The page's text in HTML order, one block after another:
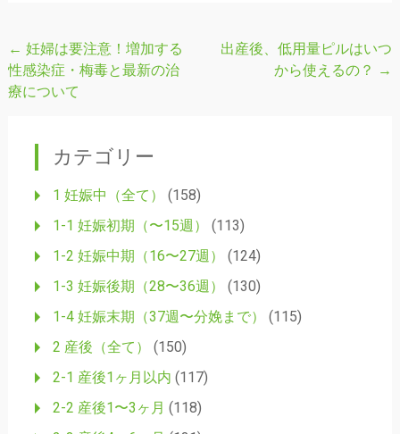
投
稿
← 妊婦は要注意！増加する
性感染症・梅毒と最新の治
療について
出産後、低用量ピルはいつ
から使えるの？ →
カテゴリー
1 妊娠中（全て）
(158)
1-1 妊娠初期（〜15週）
(113)
1-2 妊娠中期（16〜27週）
(124)
1-3 妊娠後期（28〜36週）
(130)
1-4 妊娠末期（37週〜分娩まで）
(115)
2 産後（全て）
(150)
2-1 産後1ヶ月以内 (117)
2-2 産後1〜3ヶ月 (118)